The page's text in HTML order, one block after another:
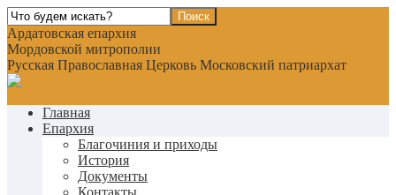
Ардатовская епархия
Мордовской митрополии
Русская Православная Церковь Московский патриархат
Главная
Епархия
Благочиния и приходы
История
Документы
Контакты